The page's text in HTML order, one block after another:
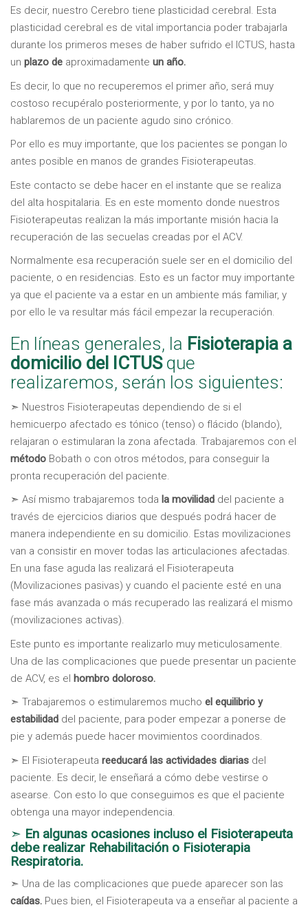
Es decir, nuestro Cerebro tiene plasticidad cerebral. Esta
plasticidad cerebral es de vital importancia poder trabajarla
durante los primeros meses de haber sufrido el ICTUS, hasta
un plazo de aproximadamente un año.
Es decir, lo que no recuperemos el primer año, será muy
costoso recupéralo posteriormente, y por lo tanto, ya no
hablaremos de un paciente agudo sino crónico.
Por ello es muy importante, que los pacientes se pongan lo
antes posible en manos de grandes Fisioterapeutas.
Este contacto se debe hacer en el instante que se realiza
del alta hospitalaria. Es en este momento donde nuestros
Fisioterapeutas realizan la más importante misión hacia la
recuperación de las secuelas creadas por el ACV.
Normalmente esa recuperación suele ser en el domicilio del
paciente, o en residencias. Esto es un factor muy importante
ya que el paciente va a estar en un ambiente más familiar, y
por ello le va resultar más fácil empezar la recuperación.
En líneas generales, la Fisioterapia a
domicilio del ICTUSque
realizaremos, serán los siguientes:
➣ Nuestros Fisioterapeutas dependiendo de si el
hemicuerpo afectado es tónico (tenso) o flácido (blando),
relajaran o estimularan la zona afectada. Trabajaremos con el
método Bobath o con otros métodos, para conseguir la
pronta recuperación del paciente.
➣ Así mismo trabajaremos toda la movilidad del paciente a
través de ejercicios diarios que después podrá hacer de
manera independiente en su domicilio. Estas movilizaciones
van a consistir en mover todas las articulaciones afectadas.
En una fase aguda las realizará el Fisioterapeuta
(Movilizaciones pasivas) y cuando el paciente esté en una
fase más avanzada o más recuperado las realizará el mismo
(movilizaciones activas).
Este punto es importante realizarlo muy meticulosamente.
Una de las complicaciones que puede presentar un paciente
de ACV, es el hombro doloroso.
➣ Trabajaremos o estimularemos mucho el equilibrio y
estabilidad del paciente, para poder empezar a ponerse de
pie y además puede hacer movimientos coordinados.
➣ El Fisioterapeuta reeducará las actividades diarias del
paciente. Es decir, le enseñará a cómo debe vestirse o
asearse. Con esto lo que conseguimos es que el paciente
obtenga una mayor independencia.
➣ En algunas ocasiones incluso el Fisioterapeuta
debe realizar Rehabilitación o Fisioterapia
Respiratoria.
➣ Una de las complicaciones que puede aparecer son las
caídas. Pues bien, el Fisioterapeuta va a enseñar al paciente a